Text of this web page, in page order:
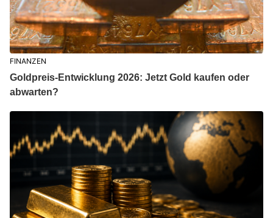
FINANZEN
Goldpreis-Entwicklung 2026: Jetzt Gold kaufen oder
abwarten?